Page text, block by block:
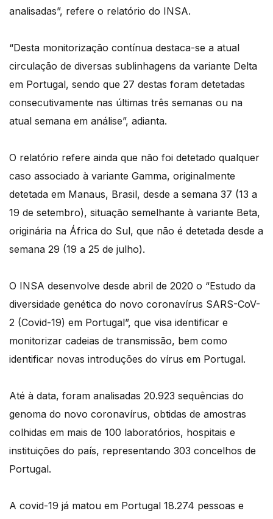
analisadas”, refere o relatório do INSA.
“Desta monitorização contínua destaca-se a atual
circulação de diversas sublinhagens da variante Delta
em Portugal, sendo que 27 destas foram detetadas
consecutivamente nas últimas três semanas ou na
atual semana em análise”, adianta.
O relatório refere ainda que não foi detetado qualquer
caso associado à variante Gamma, originalmente
detetada em Manaus, Brasil, desde a semana 37 (13 a
19 de setembro), situação semelhante à variante Beta,
originária na África do Sul, que não é detetada desde a
semana 29 (19 a 25 de julho).
O INSA desenvolve desde abril de 2020 o “Estudo da
diversidade genética do novo coronavírus SARS-CoV-
2 (Covid-19) em Portugal”, que visa identificar e
monitorizar cadeias de transmissão, bem como
identificar novas introduções do vírus em Portugal.
Até à data, foram analisadas 20.923 sequências do
genoma do novo coronavírus, obtidas de amostras
colhidas em mais de 100 laboratórios, hospitais e
instituições do país, representando 303 concelhos de
Portugal.
A covid-19 já matou em Portugal 18.274 pessoas e